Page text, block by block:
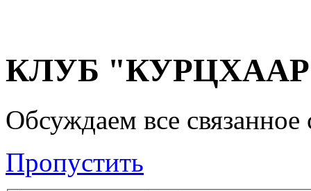
КЛУБ "КУРЦХААР"
Обсуждаем все
Пропустить